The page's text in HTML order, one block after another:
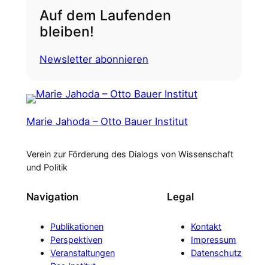
Auf dem Laufenden
bleiben!
Newsletter abonnieren
Marie Jahoda – Otto Bauer Institut
Verein zur Förderung des Dialogs von Wissenschaft
und Politik
Navigation
Publikationen
Perspektiven
Veranstaltungen
Legal
Kontakt
Impressum
Datenschutz